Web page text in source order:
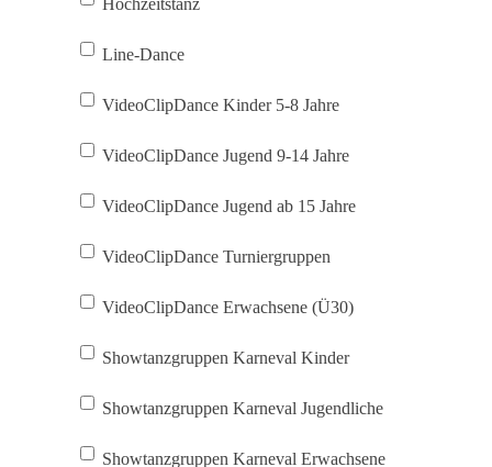
Hochzeitstanz
Line-Dance
VideoClipDance Kinder 5-8 Jahre
VideoClipDance Jugend 9-14 Jahre
VideoClipDance Jugend ab 15 Jahre
VideoClipDance Turniergruppen
VideoClipDance Erwachsene (Ü30)
Showtanzgruppen Karneval Kinder
Showtanzgruppen Karneval Jugendliche
Showtanzgruppen Karneval Erwachsene